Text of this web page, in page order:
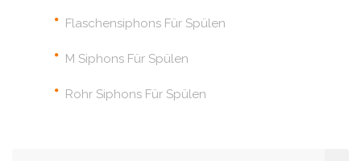
Flaschensiphons Für Spülen
M Siphons Für Spülen
Rohr Siphons Für Spülen